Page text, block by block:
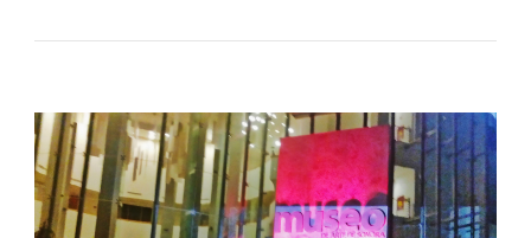
Una
Biografía
Intelectual
De